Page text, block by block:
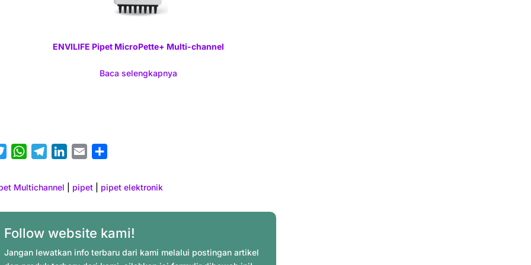
ENVILIFE Pipet MicroPette+ Multi-channel
Baca selengkapnya
i
t
e
W
a
s
A
p
g
r
m
n
e
d
n
a
l
a
e
Multichannel pipet pipet elektronik
Follow website kami!
Jangan lewatkan info terbaru dari kami melalui postingan artikel